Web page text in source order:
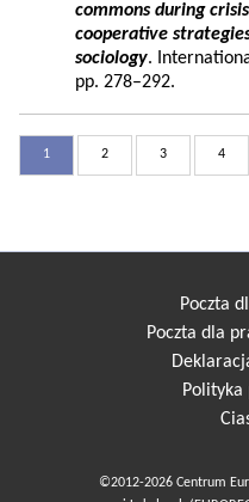
commons during
cooperative
sociology.
pp. 278–292.
1 2 3 4
Poczta
Poczta dla
Polityka
©2012-2026 Centrum